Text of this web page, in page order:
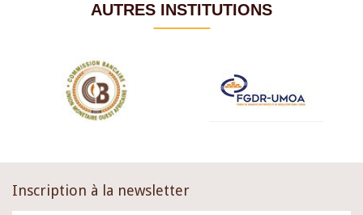
AUTRES INSTITUTIONS
Inscription à la newsletter